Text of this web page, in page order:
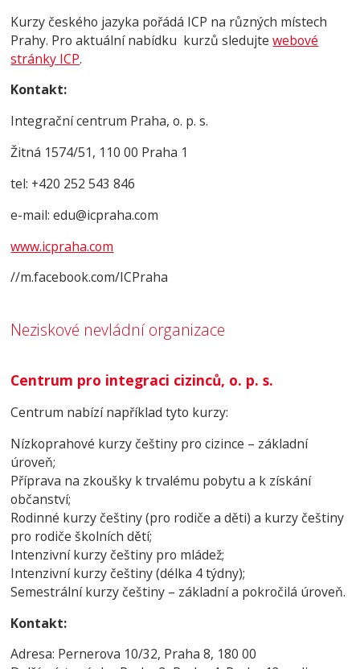
Kurzy českého jazyka pořádá ICP na různých místech
Prahy. Pro aktuální nabídku kurzů sledujtewebové
stránky ICP.
Kontakt:
Integrační centrum Praha, o. p. s.
Žitná 1574/51, 110 00 Praha 1
tel: +420 252 543 846
e-mail: edu@icpraha.com
www.icpraha.com
//m.facebook.com/ICPraha
Neziskové nevládní organizace
Centrum pro integraci cizinců, o. p. s.
Centrum nabízí například tyto kurzy:
Nízkoprahové kurzy češtiny pro cizince – základní
úroveň;
Příprava na zkoušky k trvalému pobytu a k získání
občanství;
Rodinné kurzy češtiny (pro rodiče a děti) a kurzy češtiny
pro rodiče školních dětí;
Intenzivní kurzy češtiny pro mládež;
Intenzivní kurzy češtiny (délka 4 týdny);
Semestrální kurzy češtiny – základní a pokročilá úroveň.
Kontakt:
Adresa: Pernerova 10/32, Praha 8, 180 00